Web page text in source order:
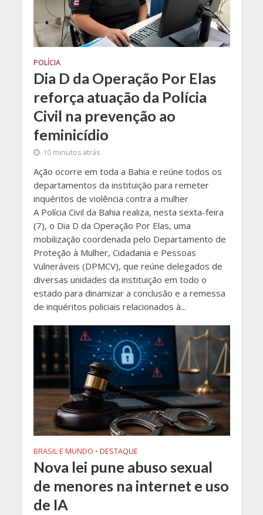
POLÍCIA
Dia D da Operação Por Elas
reforça atuação da Polícia
Civil na prevenção ao
feminicídio
10 minutos atrás
Ação ocorre em toda a Bahia e reúne todos os
departamentos da instituição para remeter
inquéritos de violência contra a mulher
A Polícia Civil da Bahia realiza, nesta sexta-feira
(7), o Dia D da Operação Por Elas, uma
mobilização coordenada pelo Departamento de
Proteção à Mulher, Cidadania e Pessoas
Vulneráveis (DPMCV), que reúne delegados de
diversas unidades da instituição em todo o
estado para dinamizar a conclusão e a remessa
de inquéritos policiais relacionados à...
BRASIL E MUNDO • DESTAQUE
Nova lei pune abuso sexual
de menores na internet e uso
de IA